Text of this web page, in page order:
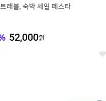
래블, 숙박 세일 페스타
52,000원
좋